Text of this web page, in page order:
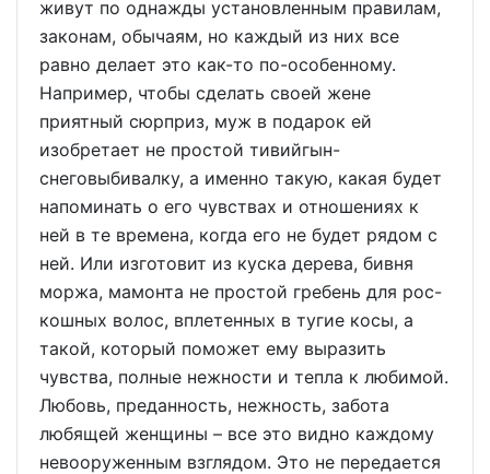
живут по однажды установленным правилам,
законам, обычаям, но каждый из них все
равно делает это как-то по-особенному.
Например, чтобы сделать своей жене
приятный сюрприз, муж в подарок ей
изобретает не простой тивийгын-
снеговыбивалку, а именно такую, какая будет
напоминать о его чувствах и отношениях к
ней в те времена, когда его не будет рядом с
ней. Или изготовит из куска дерева, бивня
моржа, мамонта не простой гребень для рос-
кошных волос, вплетенных в тугие косы, а
такой, который поможет ему выразить
чувства, полные нежности и тепла к любимой.
Любовь, преданность, нежность, забота
любящей женщины – все это видно каждому
невооруженным взглядом. Это не передается